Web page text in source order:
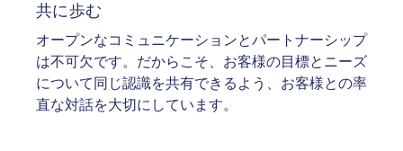
共に歩む
オープンなコミュニケーションとパートナーシップ
は不可欠です。だからこそ、お客様の目標とニーズ
について同じ認識を共有できるよう、お客様との率
直な対話を大切にしています。